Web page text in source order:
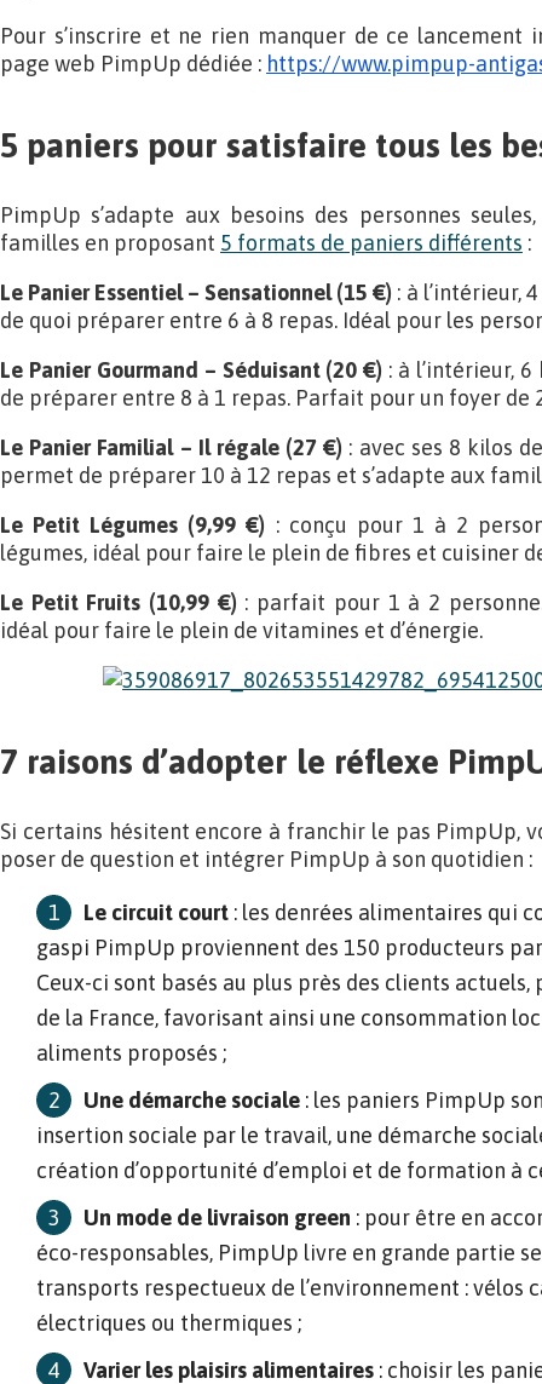
Pour s’inscrire et ne rien manquer de ce lancement
page web PimpUp dédiée : https://www.pimpup-
5 paniers pour satisfaire tous les
PimpUp s’adapte aux besoins des personnes
familles en proposant 5 formats de paniers différents :
Le Panier Essentiel – Sensationnel (15 €) : à l’intérieur,
de quoi préparer entre 6 à 8 repas. Idéal pour les
Le Panier Gourmand – Séduisant (20 €) : à l’intérieur,
de préparer entre 8 à 1 repas. Parfait pour un foyer de
Le Panier Familial – Il régale (27 €) : avec ses 8 kilos
permet de préparer 10 à 12 repas et s’adapte aux
Le Petit Légumes (9,99 €) : conçu pour 1 à 2
légumes, idéal pour faire le plein de fibres et cuisiner
Le Petit Fruits (10,99 €) : parfait pour 1 à 2
idéal pour faire le plein de vitamines et d’énergie.
7 raisons d’adopter le réflexe
Si certains hésitent encore à franchir le pas PimpUp,
poser de question et intégrer PimpUp à son quotidien :
Le circuit court : les denrées alimentaires qui
gaspi PimpUp proviennent des 150 producteurs
Ceux-ci sont basés au plus près des clients
de la France, favorisant ainsi une consommation
aliments proposés ;
Une démarche sociale : les paniers PimpUp
insertion sociale par le travail, une démarche
création d’opportunité d’emploi et de formation à
Un mode de livraison green : pour être en
éco-responsables, PimpUp livre en grande partie
transports respectueux de l’environnement : vélos
électriques ou thermiques ;
Varier les plaisirs alimentaires : choisir les